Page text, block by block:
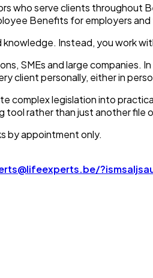
who serve clients throughout
Benefits for employers
Instead, you work
SMEs and large
client personally, either in
complex legislation into
tool rather than just another file
by appointment only.